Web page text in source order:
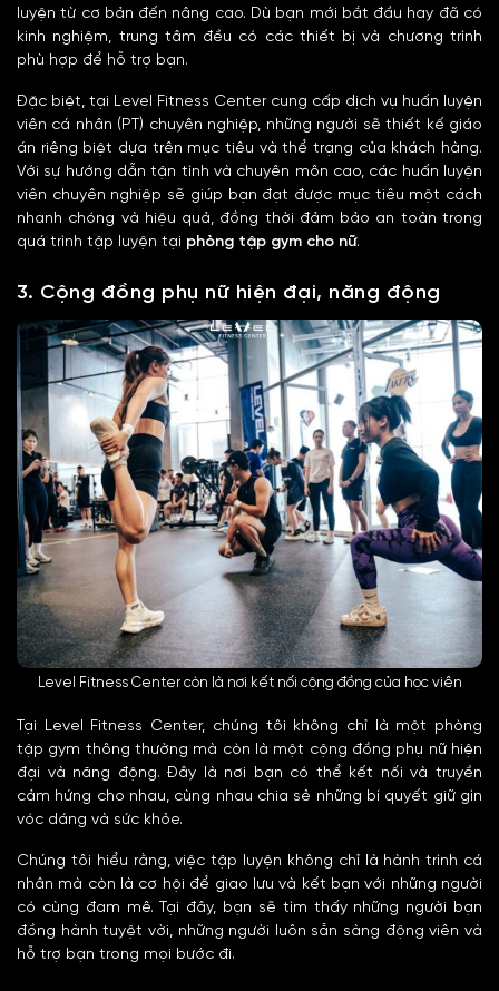
luyện từ cơ bản đến nâng cao. Dù bạn mới bắt đầu hay đã có
kinh nghiệm, trung tâm đều có các thiết bị và chương trình
phù hợp để hỗ trợ bạn.
Đặc biệt, tại Level Fitness Center cung cấp dịch vụ huấn luyện
viên cá nhân (PT) chuyên nghiệp, những người sẽ thiết kế giáo
án riêng biệt dựa trên mục tiêu và thể trạng của khách hàng.
Với sự hướng dẫn tận tình và chuyên môn cao, các huấn luyện
viên chuyên nghiệp sẽ giúp bạn đạt được mục tiêu một cách
nhanh chóng và hiệu quả, đồng thời đảm bảo an toàn trong
quá trình tập luyện tại phòng tập gym cho nữ.
3. Cộng đồng phụ nữ hiện đại, năng động
Level Fitness Center còn là nơi kết nối cộng đồng của học viên
Tại Level Fitness Center, chúng tôi không chỉ là một phòng
tập gym thông thường mà còn là một cộng đồng phụ nữ hiện
đại và năng động. Đây là nơi bạn có thể kết nối và truyền
cảm hứng cho nhau, cùng nhau chia sẻ những bí quyết giữ gìn
vóc dáng và sức khỏe.
Chúng tôi hiểu rằng, việc tập luyện không chỉ là hành trình cá
nhân mà còn là cơ hội để giao lưu và kết bạn với những người
có cùng đam mê. Tại đây, bạn sẽ tìm thấy những người bạn
đồng hành tuyệt vời, những người luôn sẵn sàng động viên và
hỗ trợ bạn trong mọi bước đi.